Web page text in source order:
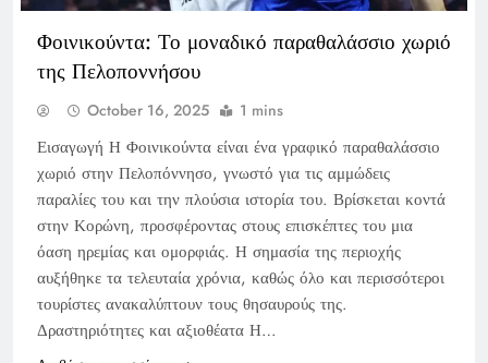
Φοινικούντα: Το μοναδικό παραθαλάσσιο χωριό
της Πελοποννήσου
October 16, 2025 1 mins
Εισαγωγή Η Φοινικούντα είναι ένα γραφικό παραθαλάσσιο
χωριό στην Πελοπόννησο, γνωστό για τις αμμώδεις
παραλίες του και την πλούσια ιστορία του. Βρίσκεται κοντά
στην Κορώνη, προσφέροντας στους επισκέπτες του μια
όαση ηρεμίας και ομορφιάς. Η σημασία της περιοχής
αυξήθηκε τα τελευταία χρόνια, καθώς όλο και περισσότεροι
τουρίστες ανακαλύπτουν τους θησαυρούς της.
Δραστηριότητες και αξιοθέατα Η…